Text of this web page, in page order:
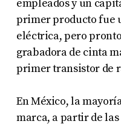
empleados y un
primer producto fue
eléctrica, pero
grabadora de cinta
primer transistor de
En México, la
marca, a partir de las